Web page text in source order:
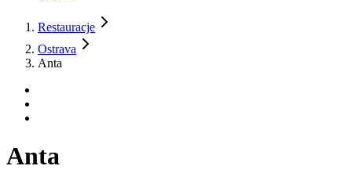
Restauracje
Ostrava
Anta
Anta